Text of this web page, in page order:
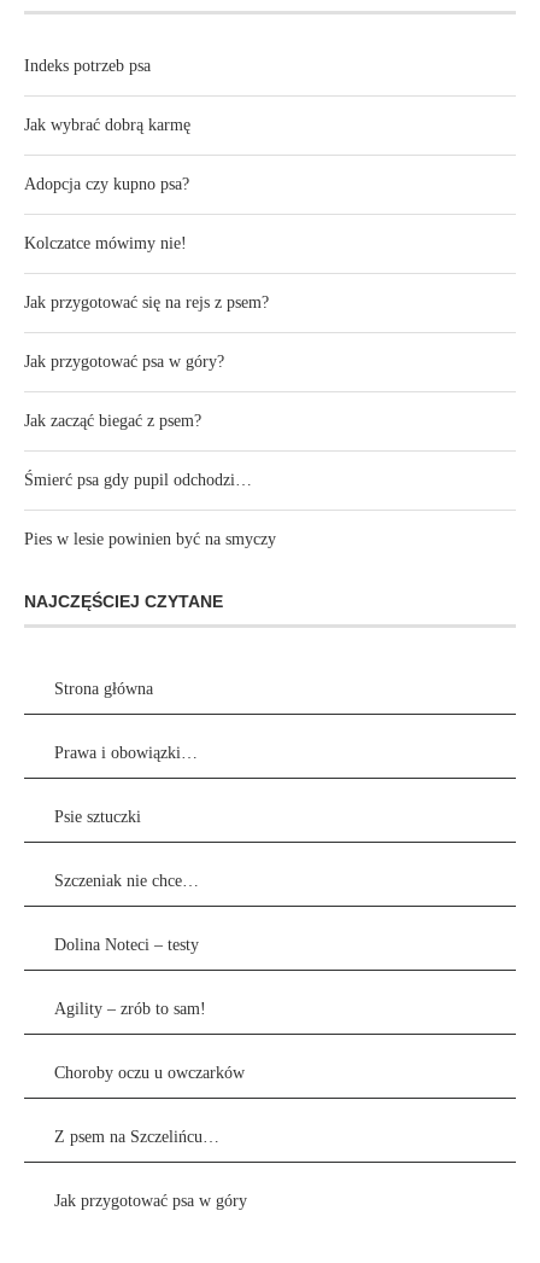
Indeks potrzeb psa
Jak wybrać dobrą karmę
Adopcja czy kupno psa?
Kolczatce mówimy nie!
Jak przygotować się na rejs z psem?
Jak przygotować psa w góry?
Jak zacząć biegać z psem?
Śmierć psa gdy pupil odchodzi…
Pies w lesie powinien być na smyczy
NAJCZĘŚCIEJ CZYTANE
Strona główna
Prawa i obowiązki…
Psie sztuczki
Szczeniak nie chce…
Dolina Noteci – testy
Agility – zrób to sam!
Choroby oczu u owczarków
Z psem na Szczelińcu…
Jak przygotować psa w góry